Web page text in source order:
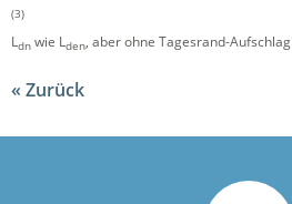
(3)
Ldn wie Lden, aber ohne Tagesrand-Aufschlag
Zurück